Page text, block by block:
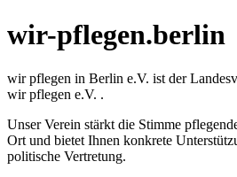
wir-pflegen.berlin
wir pflegen in Berlin e.V. ist der
wir pflegen e.V. .
Unser Verein stärkt die Stimme
Ort und bietet Ihnen konkrete
politische Vertretung.